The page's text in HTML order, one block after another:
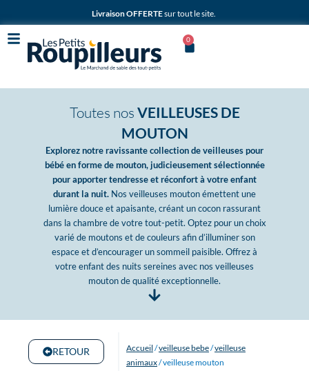
au
contenu
Livraison OFFERTEsur tout le site.
0
Panier
Toutes nos VEILLEUSES DE
MOUTON
Explorez notre ravissante collection de veilleuses pour
bébé en forme de mouton, judicieusement sélectionnée
pour apporter tendresse et réconfort à votre enfant
durant la nuit. Nos veilleuses mouton émettent une
lumière douce et apaisante, créant un cocon rassurant
dans la chambre de votre tout-petit. Optez pour un choix
varié de moutons et de couleurs afin d’illuminer son
espace et d’encourager un sommeil paisible. Offrez à
votre enfant des nuits sereines avec nos veilleuses
mouton de qualité exceptionnelle.
RETOUR Accueil /veilleuse bebe/veilleuse
animaux/ veilleuse mouton